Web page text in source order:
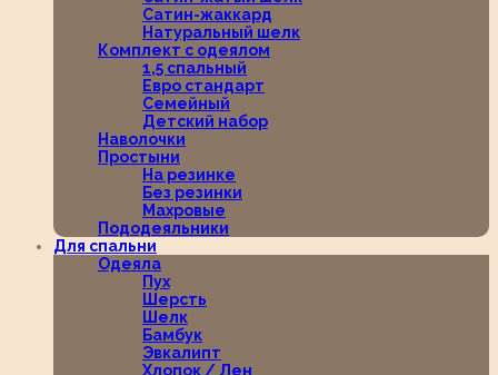
Сатин-жаккард
Натуральный шелк
Комплект с одеялом
1,5 спальный
Евро стандарт
Семейный
Детский набор
Наволочки
Простыни
На резинке
Без резинки
Махровые
Пододеяльники
Для спальни
Одеяла
Пух
Шерсть
Шелк
Бамбук
Эвкалипт
Хлопок / Лен